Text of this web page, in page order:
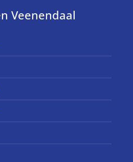
Veenendaal